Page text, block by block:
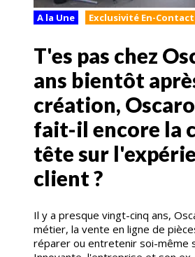
A la Une Exclusivité En-Contact
T'es pas chez
ans bientôt
création,
fait-il encore la
tête sur
client ?
Il y a presque vingt-cinq ans,
métier, la vente en ligne de
réparer ou entretenir soi-même